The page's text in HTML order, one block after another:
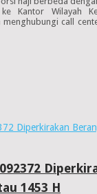
Kantor Wilayah
call
1453 H